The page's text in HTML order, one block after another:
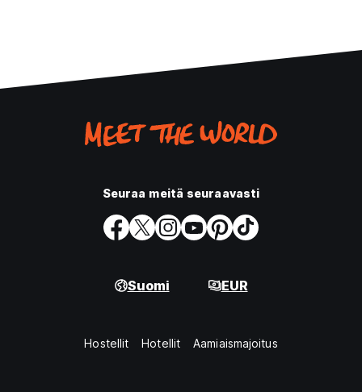
Seuraa meitä seuraavasti
Suomi EUR
Hostellit Hotellit Aamiaismajoitus